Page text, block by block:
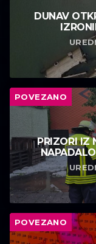
DUNAV
POVEZANO
PRIZORI IZ
POVEZANO